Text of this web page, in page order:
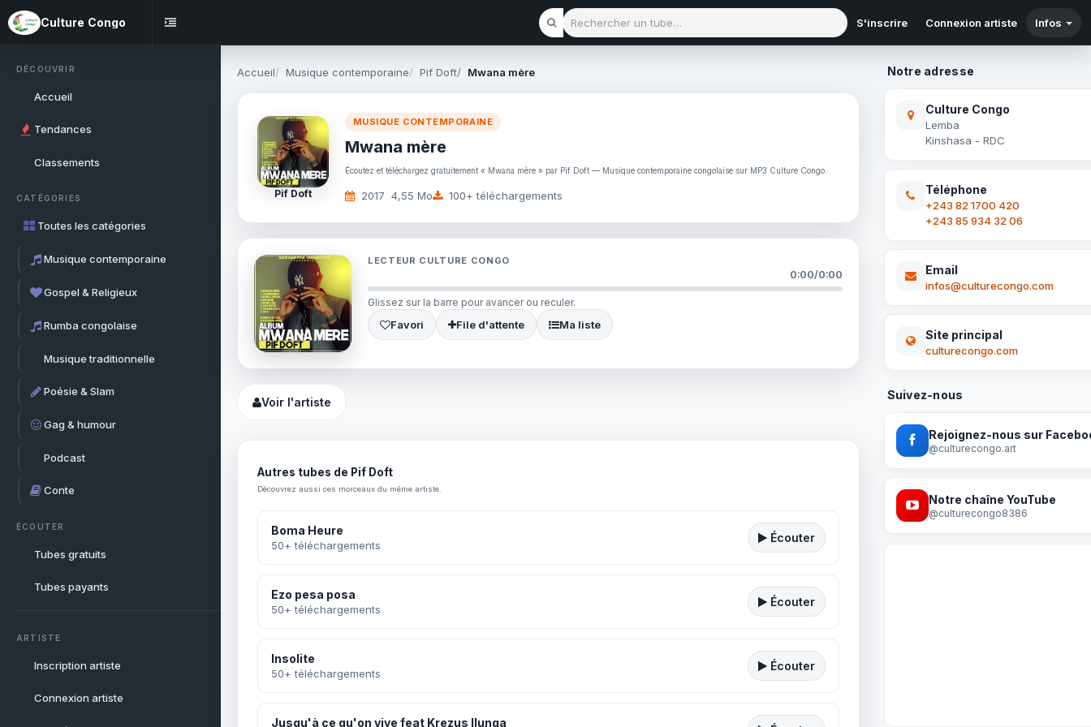
Culture Congo
Rechercher un tube
S'inscrire Connexion artiste Infos
DÉCOUVRIR
Accueil
Tendances
Classements
CATÉGORIES
Toutes les catégories
Musique contemporaine
Gospel & Religieux
Rumba congolaise
Musique traditionnelle
Poésie & Slam
Gag & humour
Podcast
Conte
ÉCOUTER
Tubes gratuits
Tubes payants
ARTISTE
Inscription artiste
Connexion artiste
Accueil Musique contemporaine Pif Doft Mwana mère
Pif Doft
MUSIQUE CONTEMPORAINE
Mwana mère
Écoutez et téléchargez gratuitement « Mwana mère » par Pif Doft — Musique contemporaine congolaise sur MP3 Culture Congo.
2017 4,55 Mo 100+ téléchargements
LECTEUR CULTURE CONGO
0:00/0:00
Glissez sur la barre pour avancer ou reculer.
Favori File d'attente Ma liste
Voir l'artiste
Autres tubes de Pif Doft
Découvrez aussi ces morceaux du même artiste.
Boma Heure
50+ téléchargements
Écouter
Ezo pesa posa
50+ téléchargements
Écouter
Insolite
50+ téléchargements
Écouter
Jusqu'à ce qu'on vive feat Krezus Ilunga
Notre adresse
Culture Congo
Lemba
Kinshasa - RDC
Téléphone
+243 82 1700 420
+243 85 934 32 06
Email
infos@culturecongo.com
Site principal
culturecongo.com
Suivez-nous
Rejoignez-nous sur
@culturecongo.art
Notre chaîne YouTube
@culturecongo8386